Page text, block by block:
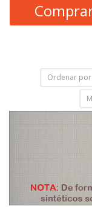
Ordenar por